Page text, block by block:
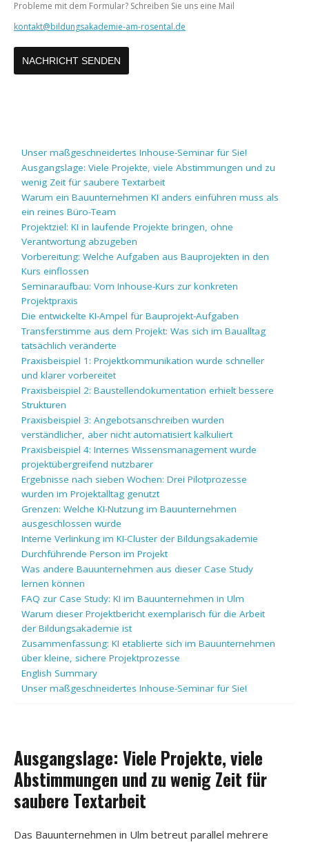
Probleme mit dem Formular? Schreiben Sie uns eine Mail
kontakt@bildungsakademie-am-rosental.de
Unser maßgeschneidertes Inhouse-Seminar für Sie!
Ausgangslage: Viele Projekte, viele Abstimmungen und zu
wenig Zeit für saubere Textarbeit
Warum ein Bauunternehmen KI anders einführen muss als
ein reines Büro-Team
Projektziel: KI in laufende Projekte bringen, ohne
Verantwortung abzugeben
Vorbereitung: Welche Aufgaben aus Bauprojekten in den
Kurs einflossen
Seminaraufbau: Vom Inhouse-Kurs zur konkreten
Projektpraxis
Die entwickelte KI-Ampel für Bauprojekt-Aufgaben
Transferstimme aus dem Projekt: Was sich im Baualltag
tatsächlich veränderte
Praxisbeispiel 1: Projektkommunikation wurde schneller
und klarer vorbereitet
Praxisbeispiel 2: Baustellendokumentation erhielt bessere
Strukturen
Praxisbeispiel 3: Angebotsanschreiben wurden
verständlicher, aber nicht automatisiert kalkuliert
Praxisbeispiel 4: Internes Wissensmanagement wurde
projektübergreifend nutzbarer
Ergebnisse nach sieben Wochen: Drei Pilotprozesse
wurden im Projektalltag genutzt
Grenzen: Welche KI-Nutzung im Bauunternehmen
ausgeschlossen wurde
Interne Verlinkung im KI-Cluster der Bildungsakademie
Durchführende Person im Projekt
Was andere Bauunternehmen aus dieser Case Study
lernen können
FAQ zur Case Study: KI im Bauunternehmen in Ulm
Warum dieser Projektbericht exemplarisch für die Arbeit
der Bildungsakademie ist
Zusammenfassung: KI etablierte sich im Bauunternehmen
über kleine, sichere Projektprozesse
English Summary
Unser maßgeschneidertes Inhouse-Seminar für Sie!
Ausgangslage: Viele Projekte, viele
Abstimmungen und zu wenig Zeit für
saubere Textarbeit
Das Bauunternehmen in Ulm betreut parallel mehrere